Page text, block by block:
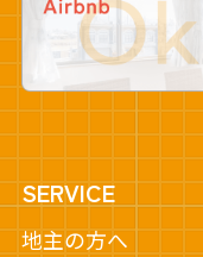
SERVICE
地主の方へ